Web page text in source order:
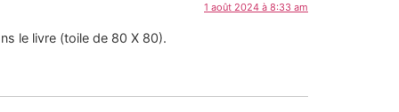
1 août 2024 à 8:33 am
le livre (toile de 80 X 80).